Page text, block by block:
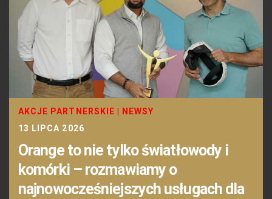
AKCJE PARTNERSKIE
NEWSY
13 LIPCA 2026
Orange to nie tylko światłowody i
komórki – rozmawiamy o
najnowocześniejszych usługach dla